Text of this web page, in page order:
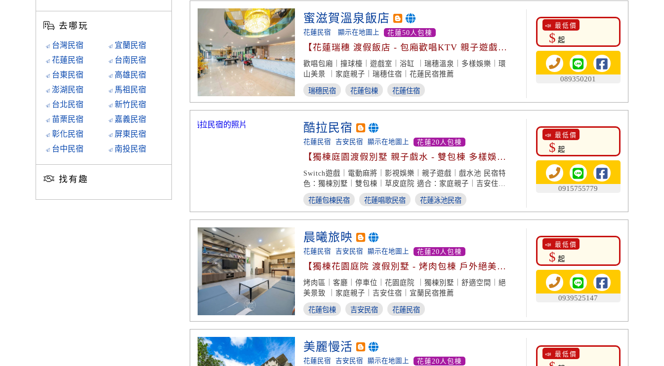
去哪玩
台灣民宿
宜蘭民宿
花蓮民宿
台南民宿
台東民宿
高雄民宿
澎湖民宿
馬祖民宿
台北民宿
新竹民宿
苗栗民宿
嘉義民宿
彰化民宿
屏東民宿
台中民宿
南投民宿
找有趣
蜜滋賀溫泉飯店
花蓮民宿 顯示在地圖上 花蓮50人包棟
【花蓮瑞穗 渡假飯店 - 包廂歡唱KTV 親子遊戲室
多樣娛樂】
歡唱包廂｜撞球檯｜遊戲室｜浴缸 ｜瑞穗溫泉｜多樣娛樂｜環
山美景 ｜家庭親子｜瑞穗住宿｜花蓮民宿推薦
瑞穗民宿 花蓮包棟 花蓮住宿
📣 最低價
$ 起
089350201
酷拉民宿
花蓮民宿 吉安民宿 顯示在地圖上 花蓮20人包棟
【獨棟庭園渡假別墅 親子戲水 - 雙包棟 多樣娛樂
烤肉住宿】
Switch遊戲｜電動麻將｜影視娛樂｜親子遊戲｜戲水池 民宿特
色：獨棟別墅｜雙包棟｜草皮庭院 適合：家庭親子｜吉安住宿
｜宜蘭民宿推薦
花蓮包棟民宿
花蓮唱歌民宿 花蓮泳池民宿
📣 最低價
$ 起
0915755779
晨曦旅映
花蓮民宿 吉安民宿 顯示在地圖上 花蓮20人包棟
【獨棟花園庭院 渡假別墅 - 烤肉包棟 戶外絕美景
致】
烤肉區｜客廳｜停車位｜花園庭院 ｜獨棟別墅｜舒適空間｜絕
美景致 ｜家庭親子｜吉安住宿｜宜蘭民宿推薦
花蓮包棟 吉安民宿 花蓮民宿
📣 最低價
$ 起
0939525147
美麗慢活
花蓮民宿 吉安民宿 顯示在地圖上 花蓮20人包棟
📣 最低價